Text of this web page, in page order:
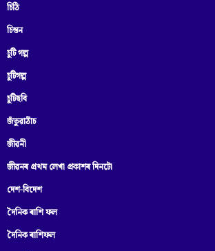
চিঠি
চিন্তন
চুটি গল্প
চুটিগল্প
চুটিছবি
জঁতুৱাঠাঁচ
জীৱনী
জীৱনৰ প্ৰথম লেখা প্ৰকাশৰ দিনটো
দেশ-বিদেশ
দৈনিক ৰাশি ফল
দৈনিক ৰাশিফল